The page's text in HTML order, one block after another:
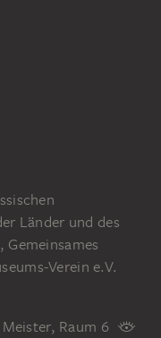
Länder und des
Gemeinsames
Verein e.V.
Raum 6